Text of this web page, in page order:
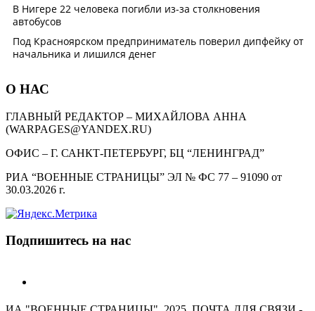
О НАС
ГЛАВНЫЙ РЕДАКТОР – МИХАЙЛОВА АННА
(WARPAGES@YANDEX.RU)
ОФИС – Г. САНКТ-ПЕТЕРБУРГ, БЦ “ЛЕНИНГРАД”
РИА “ВОЕННЫЕ СТРАНИЦЫ” ЭЛ № ФС 77 – 91090 от
30.03.2026 г.
Подпишитесь на нас